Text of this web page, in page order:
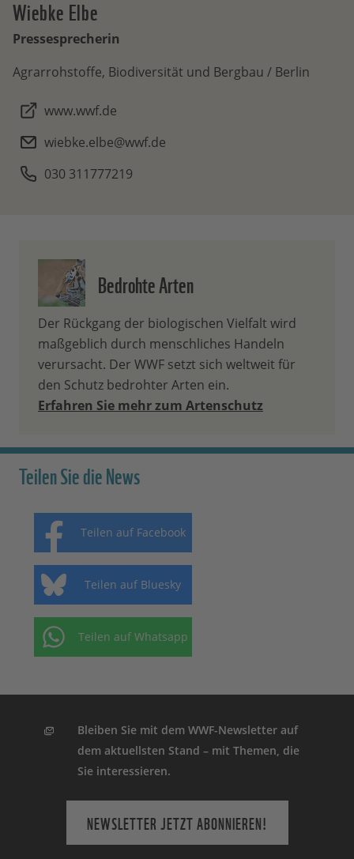
WiebkeElbe
Pressesprecherin
Agrarrohstoffe, Biodiversität und Bergbau / Berlin
www.wwf.de
wiebke.elbe@wwf.de
030 311777219
Bedrohte Arten
Der Rückgang der biologischen Vielfalt wird
maßgeblich durch menschliches Handeln
verursacht. Der WWF setzt sich weltweit für
den Schutz bedrohter Arten ein.
Erfahren Sie mehr zum Artenschutz
Teilen Sie die News
Teilen auf Facebook
Teilen auf Bluesky
Teilen auf Whatsapp
Bleiben Sie mit dem WWF-Newsletter auf
dem aktuellsten Stand – mit Themen, die
Sie interessieren.
NEWSLETTER JETZT ABONNIEREN!